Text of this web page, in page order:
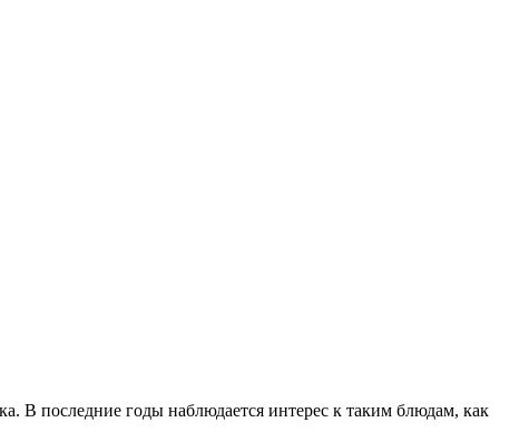
В последние годы наблюдается интерес к таким блюдам, как